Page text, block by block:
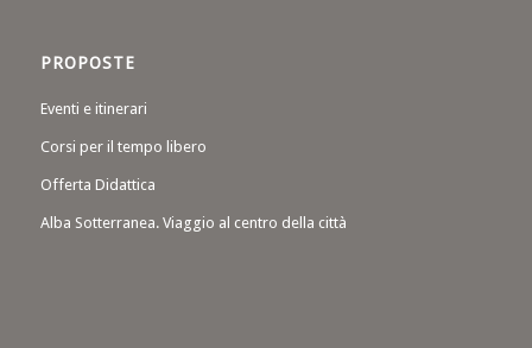
PROPOSTE
Eventi e itinerari
Corsi per il tempo libero
Offerta Didattica
Alba Sotterranea. Viaggio al centro della città